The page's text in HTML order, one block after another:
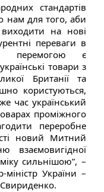
стандартів
нам для того, аби
на нові
переваги в
перемогою є
товари з
Британії та
користуються,
час український
проміжного
переробне
новий Митний
взаємовигідної
сильнішою”, –
України –